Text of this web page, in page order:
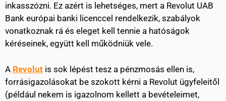
inkasszózni. Ez azért is lehetséges, mert a Revolut UAB
Bank európai banki licenccel rendelkezik, szabályok
vonatkoznak rá és eleget kell tennie a hatóságok
kéréseinek, együtt kell működniük vele.
A Revolut is sok lépést tesz a pénzmosás ellen is,
forrásigazolásokat be szokott kérni a Revolut ügyfeleitől
(például nekem is igazolnom kellett a bevételeimet,